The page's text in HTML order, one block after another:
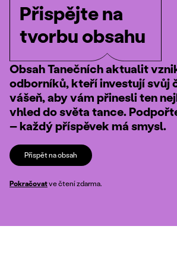
Přispějte na
tvorbu obsahu
Obsah Tanečních aktualit
odborníků, kteří investují svůj
vášeň, aby vám přinesli ten
vhled do světa tance.
– každý příspěvek má smysl.
Přispět na obsah
Pokračovatve čtení zdarma.